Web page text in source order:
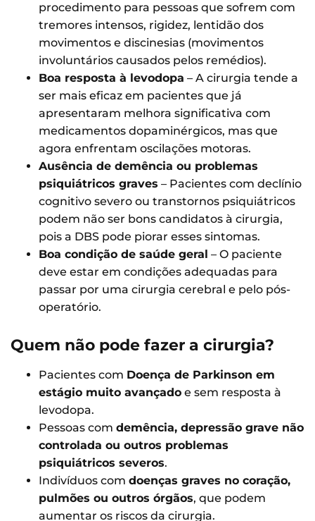
procedimento para pessoas que sofrem com
tremores intensos, rigidez, lentidão dos
movimentos e discinesias (movimentos
involuntários causados pelos remédios).
Boa resposta à levodopa – A cirurgia tende a
ser mais eficaz em pacientes que já
apresentaram melhora significativa com
medicamentos dopaminérgicos, mas que
agora enfrentam oscilações motoras.
Ausência de demência ou problemas
psiquiátricos graves – Pacientes com declínio
cognitivo severo ou transtornos psiquiátricos
podem não ser bons candidatos à cirurgia,
pois a DBS pode piorar esses sintomas.
Boa condição de saúde geral – O paciente
deve estar em condições adequadas para
passar por uma cirurgia cerebral e pelo pós-
operatório.
Quem não pode fazer a cirurgia?
Pacientes com Doença de Parkinson em
estágio muito avançado e sem resposta à
levodopa.
Pessoas com demência, depressão grave não
controlada ou outros problemas
psiquiátricos severos.
Indivíduos com doenças graves no coração,
pulmões ou outros órgãos, que podem
aumentar os riscos da cirurgia.